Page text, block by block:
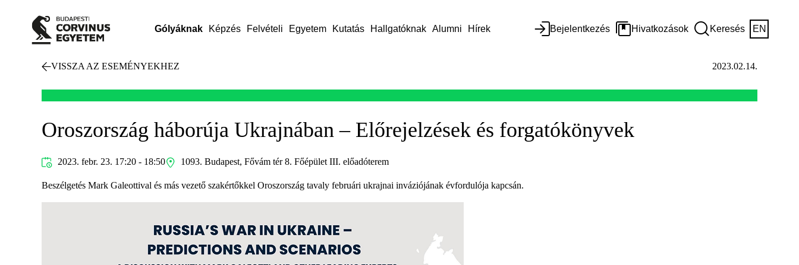
Gólyáknak Képzés Felvételi Egyetem Kutatás Hallgatóknak Alumni Hírek Bejelentkezés Hivatkozások Keresés EN
VISSZA AZ ESEMÉNYEKHEZ 2023.02.14.
Oroszország háborúja Ukrajnában – Előrejelzések és forgatókönyvek
2023. febr. 23. 17:20 - 18:50 1093. Budapest, Fővám tér 8. Főépület III. előadóterem
Beszélgetés Mark Galeottival és más vezető szakértőkkel Oroszország tavaly februári ukrajnai inváziójának évfordulója kapcsán.